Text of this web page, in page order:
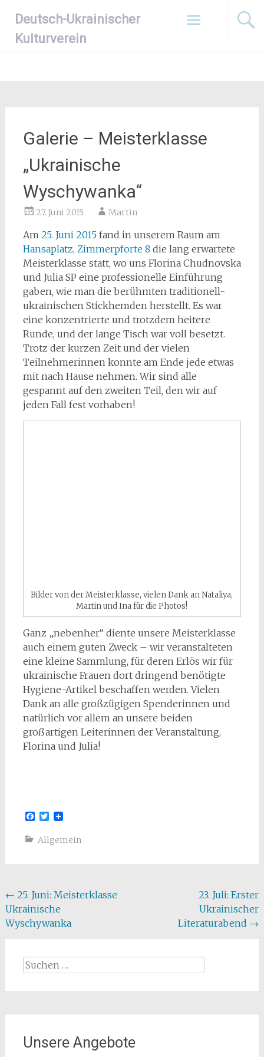
Inhalt
springen
Deutsch-Ukrainischer
Kulturverein
Galerie – Meisterklasse
„Ukrainische
Wyschywanka“
27. Juni 2015 Martin
Am 25. Juni 2015fand in unserem Raum am
Hansaplatz, Zimmerpforte 8 die lang erwartete
Meisterklasse statt, wo uns Florina Chudnovska
und Julia SP eine professionelle Einführung
gaben, wie man die berühmten traditionell-
ukrainischen Stickhemden herstellt. Es war
eine konzentrierte und trotzdem heitere
Runde, und der lange Tisch war voll besetzt.
Trotz der kurzen Zeit und der vielen
Teilnehmerinnen konnte am Ende jede etwas
mit nach Hause nehmen. Wir sind alle
gespannt auf den zweiten Teil, den wir auf
jeden Fall fest vorhaben!
Bilder von der Meisterklasse, vielen Dank an Nataliya,
Martin und Ina für die Photos!
Ganz „nebenher“ diente unsere Meisterklasse
auch einem guten Zweck – wir veranstalteten
eine kleine Sammlung, für deren Erlös wir für
ukrainische Frauen dort dringend benötigte
Hygiene-Artikel beschaffen werden. Vielen
Dank an alle großzügigen Spenderinnen und
natürlich vor allem an unsere beiden
großartigen Leiterinnen der Veranstaltung,
Florina und Julia!
Facebook
Twitter
Allgemein
Beitragsnavigation
← 25. Juni: Meisterklasse
Ukrainische
Wyschywanka
23. Juli: Erster
Ukrainischer
Literaturabend →
Suchen
Unsere Angebote